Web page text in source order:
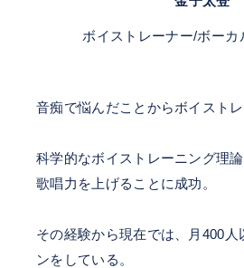
ボイストレーナー/ボーカ
音痴で悩んだことからボイストレ
科学的なボイストレーニング理
歌唱力を上げることに成功。
その経験から現在では、月400人
ンをしている。